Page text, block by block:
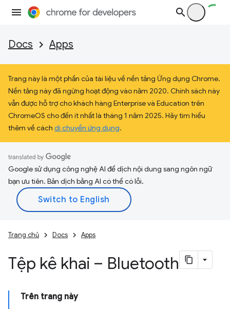
Docs Apps
Trang này là một phần của tài liệu về nền tảng Ứng dụng Chrome.
Nền tảng này đã ngừng hoạt động vào năm 2020. Chính sách này
vẫn được hỗ trợ cho khách hàng Enterprise và Education trên
ChromeOS cho đến ít nhất là tháng 1 năm 2025. Hãy tìm hiểu
thêm về cách di chuyển ứng dụng.
Google sử dụng công nghệ AI để dịch nội dung sang ngôn ngữ
bạn ưu tiên. Bản dịch bằng AI có thể có lỗi.
Trang chủ Docs Apps
Tệp kê khai – Bluetooth
Trên trang này